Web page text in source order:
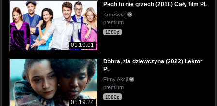
01:19:01
Pech to nie grzech (2018) Cały film PL
KinoSwiat
premium
1080p
01:19:24
Dobra, zła dziewczyna (2022) Lektor
PL
Filmy Akcji
premium
1080p